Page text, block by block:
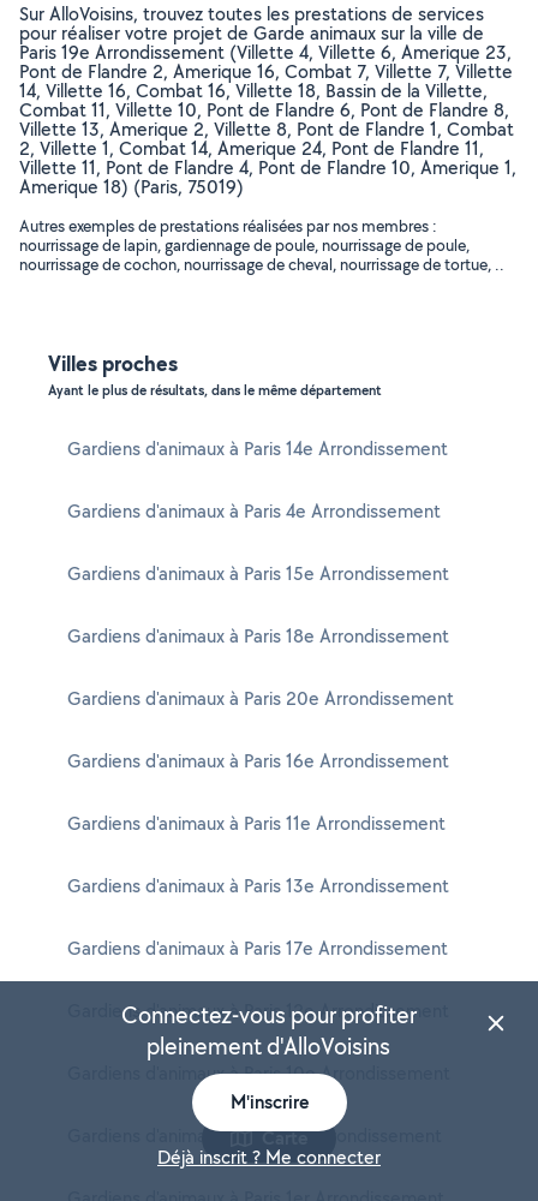
Sur AlloVoisins, trouvez toutes les prestations de services
pour réaliser votre projet de Garde animaux sur la ville de
Paris 19e Arrondissement (Villette 4, Villette 6, Amerique 23,
Pont de Flandre 2, Amerique 16, Combat 7, Villette 7, Villette
14, Villette 16, Combat 16, Villette 18, Bassin de la Villette,
Combat 11, Villette 10, Pont de Flandre 6, Pont de Flandre 8,
Villette 13, Amerique 2, Villette 8, Pont de Flandre 1, Combat
2, Villette 1, Combat 14, Amerique 24, Pont de Flandre 11,
Villette 11, Pont de Flandre 4, Pont de Flandre 10, Amerique 1,
Amerique 18) (Paris, 75019)
Autres exemples de prestations réalisées par nos membres :
nourrissage de lapin, gardiennage de poule, nourrissage de poule,
nourrissage de cochon, nourrissage de cheval, nourrissage de tortue, ..
Villes proches
Ayant le plus de résultats, dans le même département
Gardiens d'animaux à Paris 14e Arrondissement
Gardiens d'animaux à Paris 4e Arrondissement
Gardiens d'animaux à Paris 15e Arrondissement
Gardiens d'animaux à Paris 18e Arrondissement
Gardiens d'animaux à Paris 20e Arrondissement
Gardiens d'animaux à Paris 16e Arrondissement
Gardiens d'animaux à Paris 11e Arrondissement
Gardiens d'animaux à Paris 13e Arrondissement
Gardiens d'animaux à Paris 17e Arrondissement
Gardiens d'animaux à Paris 12e Arrondissement
Gardiens d'animaux à Paris 10e Arrondissement
Gardiens d'animaux à Paris 3e Arrondissement
Carte
Connectez-vous pour profiter
pleinement d'AlloVoisins
M'inscrire
Déjà inscrit ? Me connecter